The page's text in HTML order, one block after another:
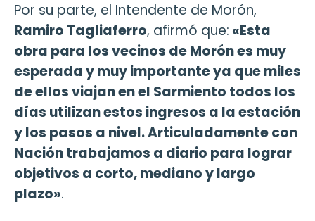
Por su parte, el Intendente de Morón,
Ramiro Tagliaferro, afirmó que: «Esta
obra para los vecinos de Morón es muy
esperada y muy importante ya que miles
de ellos viajan en el Sarmiento todos los
días utilizan estos ingresos a la estación
y los pasos a nivel. Articuladamente con
Nación trabajamos a diario para lograr
objetivos a corto, mediano y largo
plazo».